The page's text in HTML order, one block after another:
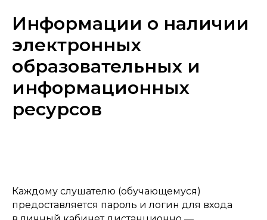
Информации о наличии
электронных
образовательных и
информационных
ресурсов
Каждому слушателю (обучающемуся)
предоставляется пароль и логин для входа